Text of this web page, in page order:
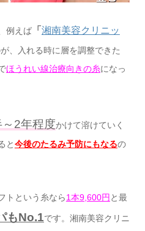
例えば「 湘南美容クリニッ
、入れる時に層を調整できた
ほうれい線治療向きの糸になっ
2年程度かけて溶けていく
と今後のたるみ予防にもなるの
トという糸なら1本9,600円 と最
もNo.1です。湘南美容クリニ